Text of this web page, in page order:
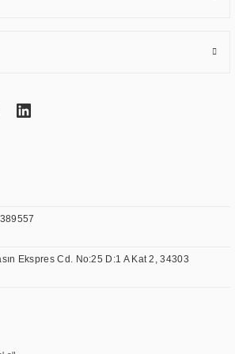
Ekspres Cd. No:25 D:1 A Kat 2, 34303